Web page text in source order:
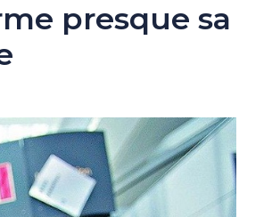
presque sa